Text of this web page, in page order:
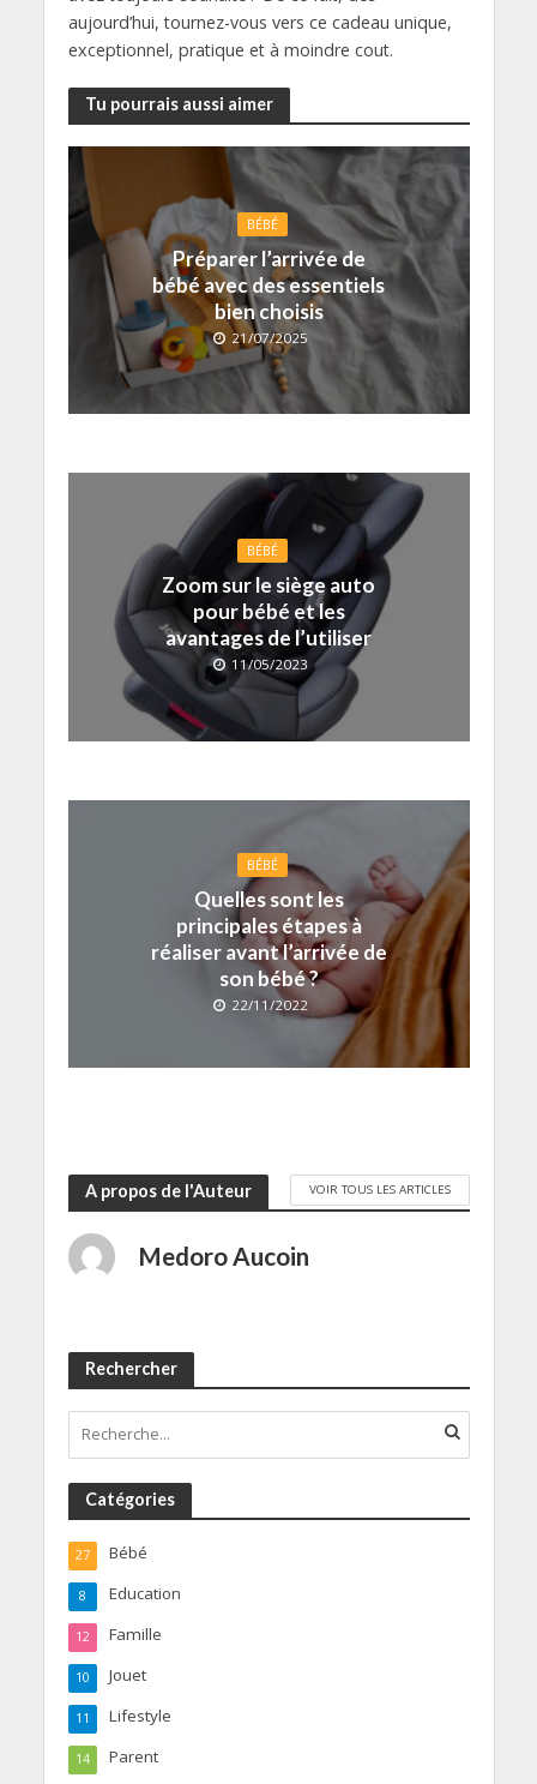
aujourd’hui, tournez-vous vers ce cadeau unique,
exceptionnel, pratique et à moindre cout.
Tu pourrais aussi aimer
BÉBÉ
Préparer l’arrivée de
bébé avec des essentiels
bien choisis
21/07/2025
BÉBÉ
Zoom sur le siège auto
pour bébé et les
avantages de l’utiliser
11/05/2023
BÉBÉ
Quelles sont les
principales étapes à
réaliser avant l’arrivée de
son bébé ?
22/11/2022
A propos de l'Auteur VOIR TOUS LES ARTICLES
Medoro Aucoin
Rechercher
Catégories
Bébé
27
Education
8
Famille
12
Jouet
10
Lifestyle
11
Parent
14